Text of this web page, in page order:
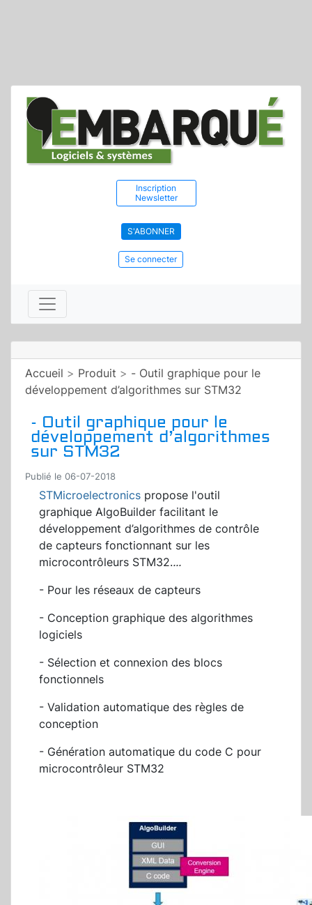
Inscription
Newsletter
S'ABONNER
Se connecter
Accueil > Produit > - Outil graphique pour le
développement d’algorithmes sur STM32
- Outil graphique pour le
développement d’algorithmes
sur STM32
Publié le 06-07-2018
STMicroelectronics propose l'outil
graphique AlgoBuilder facilitant le
développement d’algorithmes de contrôle
de capteurs fonctionnant sur les
microcontrôleurs STM32....
- Pour les réseaux de capteurs
- Conception graphique des algorithmes
logiciels
- Sélection et connexion des blocs
fonctionnels
- Validation automatique des règles de
conception
- Génération automatique du code C pour
microcontrôleur STM32